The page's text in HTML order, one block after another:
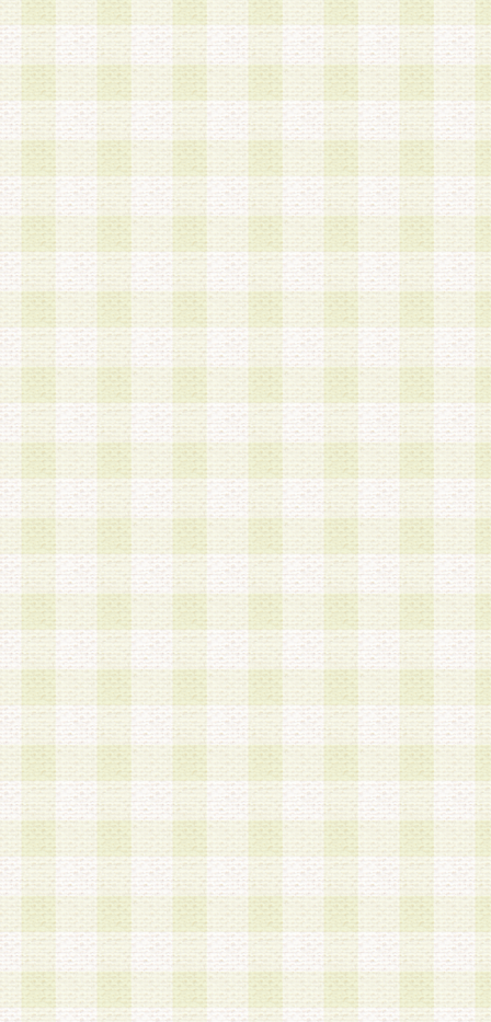
シーポリシー
」に基づき適切に取り扱うものとし
は、当該個人情報を以下の各号に定める目的に利
す。なお、これら事項以外の目的で個人情報を利
かじめ会員の同意を得たうえで利用するものとし
a.本サービスの実施または運営
b.本サービスに係る謝礼、景品、調査サンプル品
c.会員からの電話、メール等の問い合わせなどへ
d.その他これらに付随する業務
2.当社は、会員個人を識別することのできる情報
会員情報を本人の承諾なく第三者に開示すること
人を識別できる情報について第三者に開示または
社は事前に会員本人の同意を得るものとします。
3.前項の定めに拘わらず、当社は、以下の目的に
意を 得ることなく、会員個人を識別できる情報
づき選定した委託業者に対して当社の責任におい
できるものとします。な お、当社は、当該委託
契約を締結しこれを遵守させるとともに、本規約
の注意をもって当該情報を使用させるものとし ま
a.本サービスに係る謝礼、景品、調査サンプル品
b.会員からの電話、メール等の問い合わせなどへ
c.モバイルリサーチ、またはグループ形式による
実施もしくは運営
d.その他これらに付随する業務
4.会員は、住所、電話番号その他の登録情報につ
合は、速やかに当社所定の変更手続きを行うもの
5.当社は、必要と認めた場合、会員に対して、電
手段により登録情報の対象者が会員登録者本人で
の内容が正確であること、アンケートの回答内容
うことができるものとます。
6.会員は、会員登録後当社が定期的に行う登録情
して、当社指定の期間内に更新手続きを行うもの
該期間内に更新手続きを行わない場合、その時点
発行したポイントは失効されるものとします。